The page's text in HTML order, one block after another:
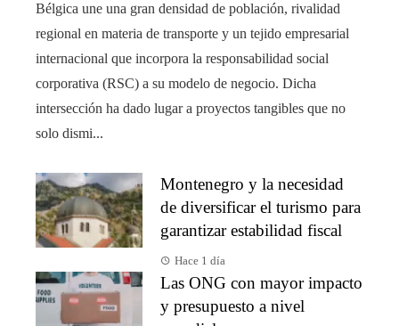
Bélgica une una gran densidad de población, rivalidad
regional en materia de transporte y un tejido empresarial
internacional que incorpora la responsabilidad social
corporativa (RSC) a su modelo de negocio. Dicha
intersección ha dado lugar a proyectos tangibles que no
solo dismi...
Montenegro y la necesidad
de diversificar el turismo para
garantizar estabilidad fiscal
Hace 1 día
Las ONG con mayor impacto
y presupuesto a nivel